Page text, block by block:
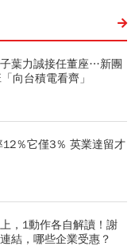
葉力誠接任董座…新團
向台積電看齊」
％它僅3％ 英業達留才
，1動作各自解讀！謝
結，哪些企業受惠？